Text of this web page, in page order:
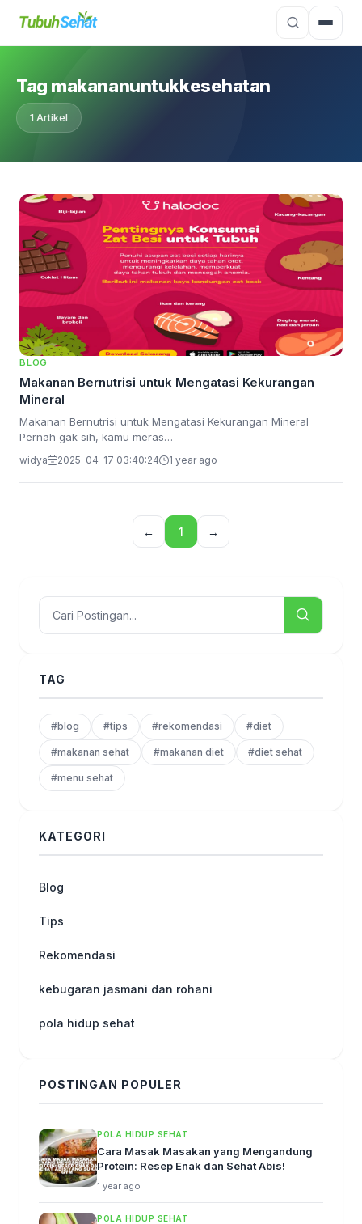
Tag makananuntukkesehatan
1 Artikel
BLOG
Makanan Bernutrisi untuk Mengatasi Kekurangan
Mineral
Makanan Bernutrisi untuk Mengatasi Kekurangan Mineral
Pernah gak sih, kamu meras…
widya 2025-04-17 03:40:24 1 year ago
← 1 →
TAG
#blog #tips #rekomendasi #diet
#makanan sehat #makanan diet #diet sehat
#menu sehat
KATEGORI
Blog
Tips
Rekomendasi
kebugaran jasmani dan rohani
pola hidup sehat
POSTINGAN POPULER
POLA HIDUP SEHAT
Cara Masak Masakan yang Mengandung
Protein: Resep Enak dan Sehat Abis!
1 year ago
POLA HIDUP SEHAT